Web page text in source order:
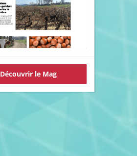
Découvrir le Mag